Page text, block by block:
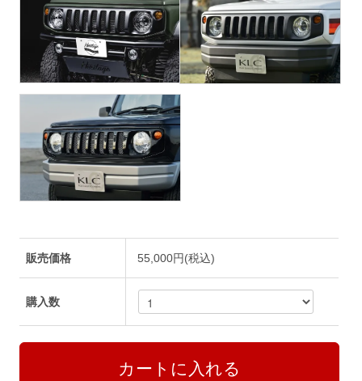
販売価格 55,000円(税込)
購入数